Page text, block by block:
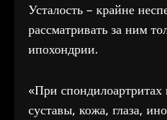
Усталость – крайне
рассматривать за ним
ипохондрии.
«При
суставы, кожа, глаза,